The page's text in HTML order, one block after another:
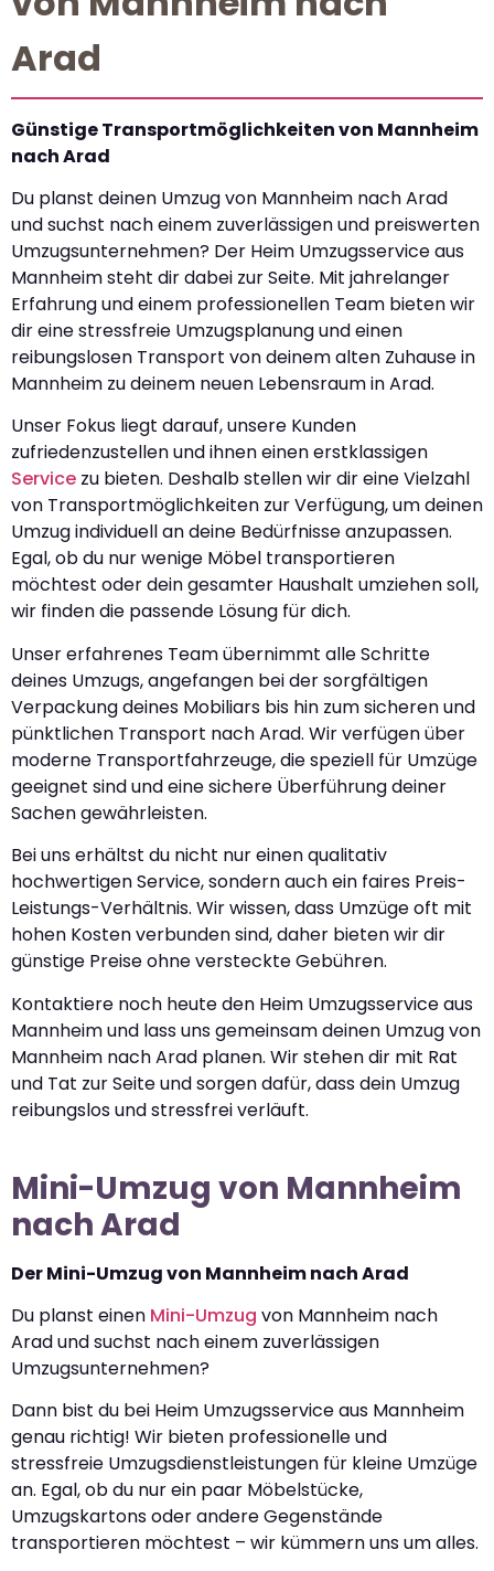
Arad
Günstige Transportmöglichkeiten von Mannheim
nach Arad
Du planst deinen Umzug von Mannheim nach Arad
und suchst nach einem zuverlässigen und preiswerten
Umzugsunternehmen? Der Heim Umzugsservice aus
Mannheim steht dir dabei zur Seite. Mit jahrelanger
Erfahrung und einem professionellen Team bieten wir
dir eine stressfreie Umzugsplanung und einen
reibungslosen Transport von deinem alten Zuhause in
Mannheim zu deinem neuen Lebensraum in Arad.
Unser Fokus liegt darauf, unsere Kunden
zufriedenzustellen und ihnen einen erstklassigen
Service zu bieten. Deshalb stellen wir dir eine Vielzahl
von Transportmöglichkeiten zur Verfügung, um deinen
Umzug individuell an deine Bedürfnisse anzupassen.
Egal, ob du nur wenige Möbel transportieren
möchtest oder dein gesamter Haushalt umziehen soll,
wir finden die passende Lösung für dich.
Unser erfahrenes Team übernimmt alle Schritte
deines Umzugs, angefangen bei der sorgfältigen
Verpackung deines Mobiliars bis hin zum sicheren und
pünktlichen Transport nach Arad. Wir verfügen über
moderne Transportfahrzeuge, die speziell für Umzüge
geeignet sind und eine sichere Überführung deiner
Sachen gewährleisten.
Bei uns erhältst du nicht nur einen qualitativ
hochwertigen Service, sondern auch ein faires Preis-
Leistungs-Verhältnis. Wir wissen, dass Umzüge oft mit
hohen Kosten verbunden sind, daher bieten wir dir
günstige Preise ohne versteckte Gebühren.
Kontaktiere noch heute den Heim Umzugsservice aus
Mannheim und lass uns gemeinsam deinen Umzug von
Mannheim nach Arad planen. Wir stehen dir mit Rat
und Tat zur Seite und sorgen dafür, dass dein Umzug
reibungslos und stressfrei verläuft.
Mini-Umzug von Mannheim
nach Arad
Der Mini-Umzug von Mannheim nach Arad
Du planst einen Mini-Umzug von Mannheim nach
Arad und suchst nach einem zuverlässigen
Umzugsunternehmen?
Dann bist du bei Heim Umzugsservice aus Mannheim
genau richtig! Wir bieten professionelle und
stressfreie Umzugsdienstleistungen für kleine Umzüge
an. Egal, ob du nur ein paar Möbelstücke,
Umzugskartons oder andere Gegenstände
transportieren möchtest – wir kümmern uns um alles.